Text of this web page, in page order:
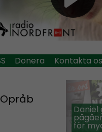
Donera Kontakta
Opråb
Daniel
för